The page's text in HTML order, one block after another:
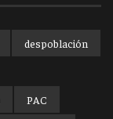
despoblación
PAC